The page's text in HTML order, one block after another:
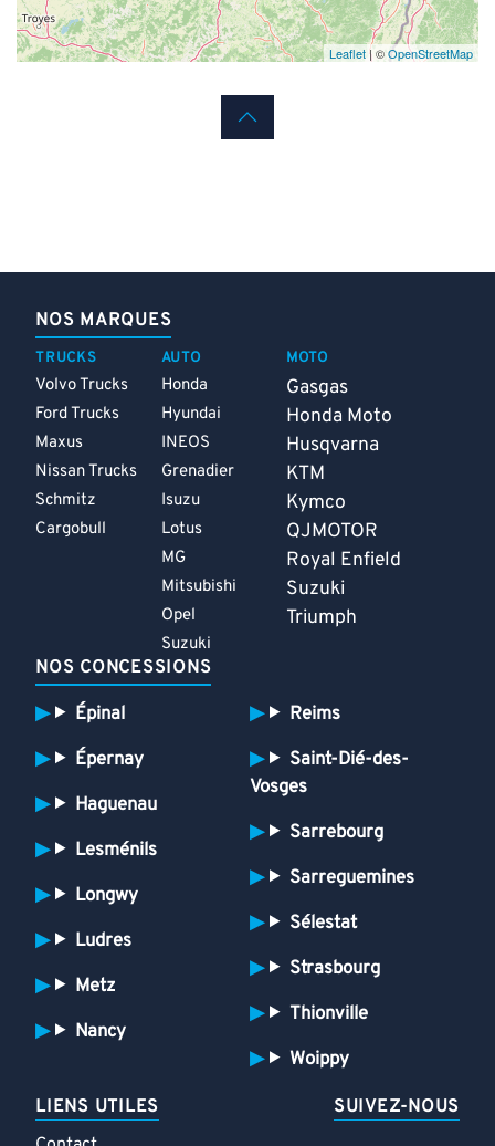
Leaflet| ©OpenStreetMap
NOS MARQUES
TRUCKS
Volvo Trucks
Ford Trucks
Maxus
Nissan Trucks
Schmitz
Cargobull
AUTO
Honda
Hyundai
INEOS
Grenadier
Isuzu
Lotus
MG
Mitsubishi
Opel
Suzuki
MOTO
Gasgas
Honda Moto
Husqvarna
KTM
Kymco
QJMOTOR
Royal Enfield
Suzuki
Triumph
NOS CONCESSIONS
Épinal
Épernay
Haguenau
Lesménils
Longwy
Ludres
Metz
Nancy
Reims
Saint-Dié-des-
Vosges
Sarrebourg
Sarreguemines
Sélestat
Strasbourg
Thionville
Woippy
LIENS UTILES
SUIVEZ-NOUS